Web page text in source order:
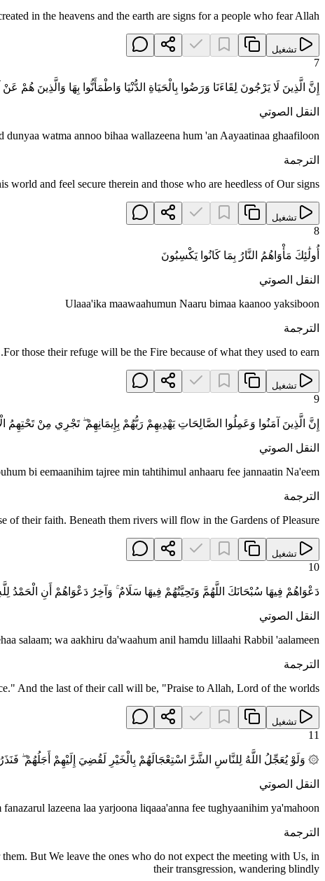
in the heavens and the earth are signs for a people who fear Allah
تشغيل
7
إِنَّ الَّذِينَ لَا يَرْجُونَ لِقَاءَنَا وَرَضُوا بِالْحَيَاةِ الدُّنْيَا وَاطْمَأَنُّوا بِهَا وَالَّذِينَ هُمْ عَنْ
النقل الصوتي
watma annoo bihaa wallazeena hum 'an Aayaatinaa ghaafiloon
الترجمة
and feel secure therein and those who are heedless of Our signs
تشغيل
8
أُولَٰئِكَ مَأْوَاهُمُ النَّارُ بِمَا كَانُوا يَكْسِبُونَ
النقل الصوتي
Ulaaa'ika maawaahumun Naaru bimaa kaanoo yaksiboon
الترجمة
For those their refuge will be the Fire because of what they used to earn.
تشغيل
9
إِنَّ الَّذِينَ آمَنُوا وَعَمِلُوا الصَّالِحَاتِ يَهْدِيهِمْ رَبُّهُمْ بِإِيمَانِهِمْ ۖ تَجْرِي مِنْ تَحْتِهِمُ
النقل الصوتي
bi eemaanihim tajree min tahtihimul anhaaru fee jannaatin Na'eem
الترجمة
of their faith. Beneath them rivers will flow in the Gardens of Pleasure
تشغيل
10
دَعْوَاهُمْ فِيهَا سُبْحَانَكَ اللَّهُمَّ وَتَحِيَّتُهُمْ فِيهَا سَلَامٌ ۚ وَآخِرُ دَعْوَاهُمْ أَنِ الْحَمْدُ
النقل الصوتي
salaam; wa aakhiru da'waahum anil hamdu lillaahi Rabbil 'aalameen
الترجمة
And the last of their call will be, "Praise to Allah, Lord of the worlds!"
تشغيل
11
۞ وَلَوْ يُعَجِّلُ اللَّهُ لِلنَّاسِ الشَّرَّ اسْتِعْجَالَهُمْ بِالْخَيْرِ لَقُضِيَ إِلَيْهِمْ أَجَلُهُمْ
النقل الصوتي
lazeena laa yarjoona liqaaa'anna fee tughyaanihim ya'mahoon
الترجمة
But We leave the ones who do not expect the meeting with Us, in
their transgression, wandering blindly